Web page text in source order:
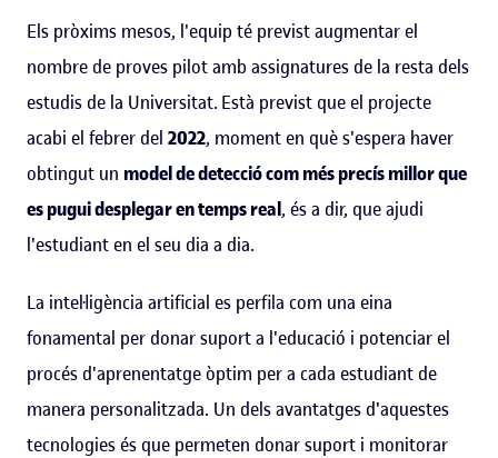
Els pròxims mesos, l'equip té previst augmentar el
nombre de proves pilot amb assignatures de la resta dels
estudis de la Universitat. Està previst que el projecte
acabi el febrer del 2022, moment en què s'espera haver
obtingut un model de detecció com més precís millor que
es pugui desplegar en temps real, és a dir, que ajudi
l'estudiant en el seu dia a dia.
La intel·ligència artificial es perfila com una eina
fonamental per donar suport a l'educació i potenciar el
procés d'aprenentatge òptim per a cada estudiant de
manera personalitzada. Un dels avantatges d'aquestes
tecnologies és que permeten donar suport i monitorar